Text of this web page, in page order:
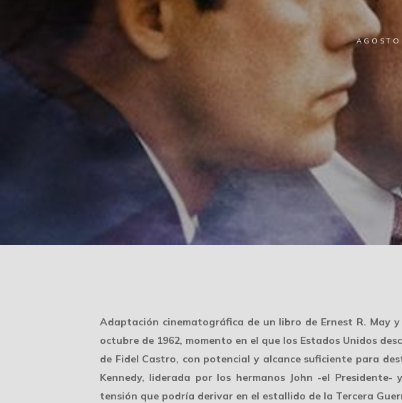
Adaptación cinematográfica de un libro de Ernest R. May
octubre de 1962, momento en el que los Estados Unidos
de Fidel Castro, con potencial y alcance suficiente para
Kennedy, liderada por los hermanos John -el
tensión que podría derivar en el estallido de la Tercera